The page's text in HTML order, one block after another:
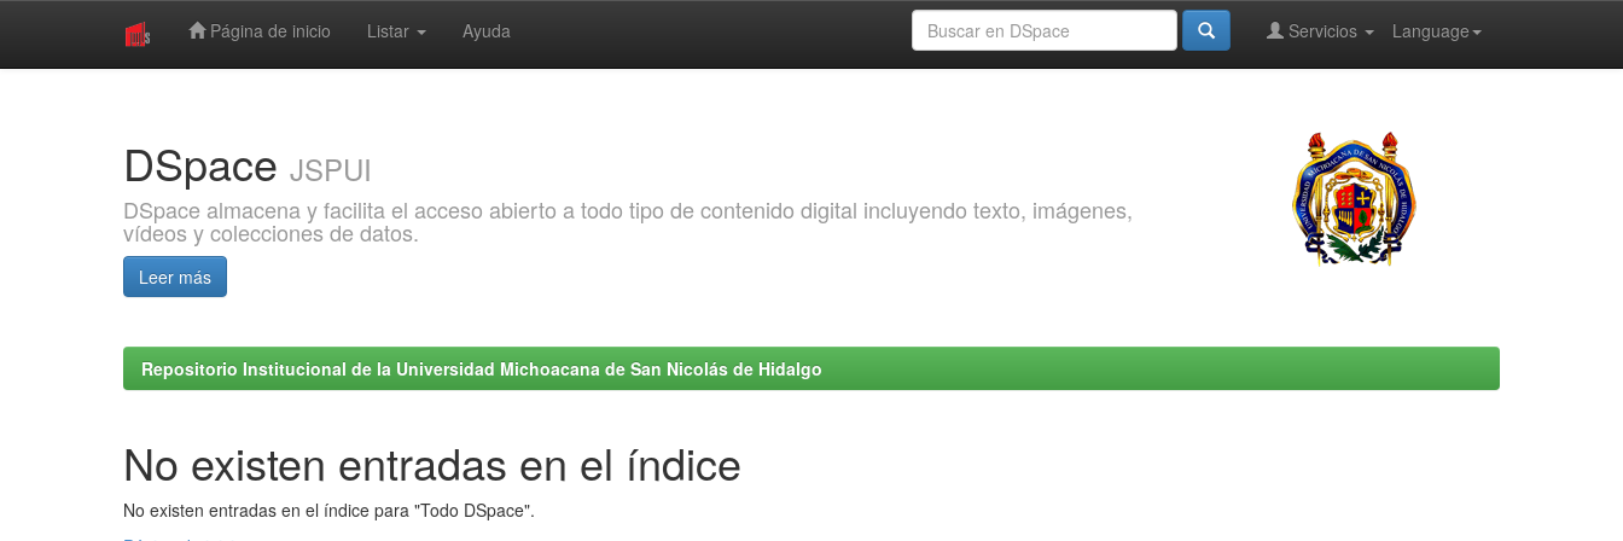
Página de inicio Listar Ayuda Language
Servicios
DSpace JSPUI
DSpace almacena y facilita el acceso abierto a todo tipo de contenido digital incluyendo texto, imágenes,
vídeos y colecciones de datos.
Leer más
Repositorio Institucional de la Universidad Michoacana de San Nicolás de Hidalgo
No existen entradas en el índice
No existen entradas en el índice para "Todo DSpace".